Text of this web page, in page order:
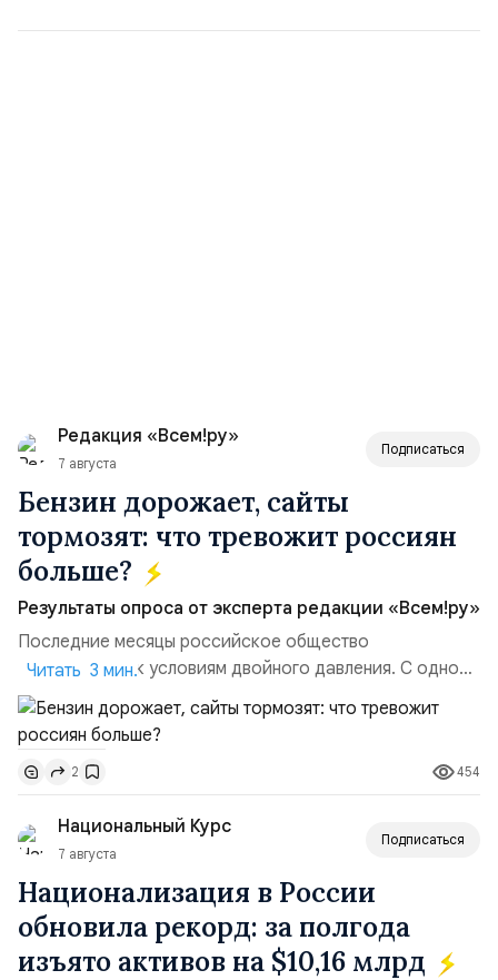
Редакция «Всем!ру»
7 августа
Подписаться
Бензин дорожает, сайты
тормозят: что тревожит россиян
больше?
Результаты опроса от эксперта редакции «Всем!ру»
Последние месяцы российское общество
адаптируется к условиям двойного давления. С одной
стороны, происходит рост цен на товары первой
необходимости, инфляция и локальные сбои в
поставках бензина. А с другой – технологическая
турбулентность: перебои в работе интернета,
блокировки сайтов, необходимость осваивать VPN и
российские платформы.Что из этого бье...
Читать 3 мин.
2 454
Национальный Курс
7 августа
Подписаться
Национализация в России
обновила рекорд: за полгода
изъято активов на $10,16 млрд